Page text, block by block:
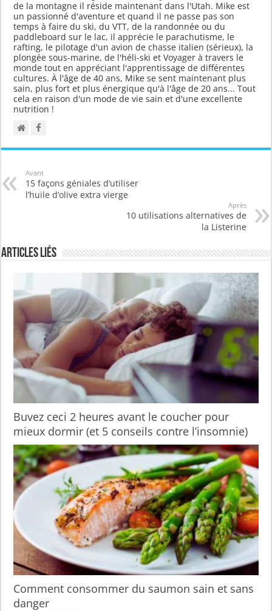
de la montagne il réside maintenant dans l'Utah. Mike est
un passionné d'aventure et quand il ne passe pas son
temps à faire du ski, du VTT, de la randonnée ou du
paddleboard sur le lac, il apprécie le parachutisme, le
rafting, le pilotage d'un avion de chasse italien (sérieux), la
plongée sous-marine, de l'héli-ski et Voyager à travers le
monde tout en appréciant l'apprentissage de différentes
cultures. À l'âge de 40 ans, Mike se sent maintenant plus
sain, plus fort et plus énergique qu'à l'âge de 20 ans... Tout
cela en raison d'un mode de vie sain et d'une excellente
nutrition !
Avant
15 façons géniales d’utiliser
l’huile d’olive extra vierge
Après
10 utilisations alternatives de
la Listerine
Articles liés
Buvez ceci 2 heures avant le coucher pour
mieux dormir (et 5 conseils contre l’insomnie)
Comment consommer du saumon sain et sans
danger